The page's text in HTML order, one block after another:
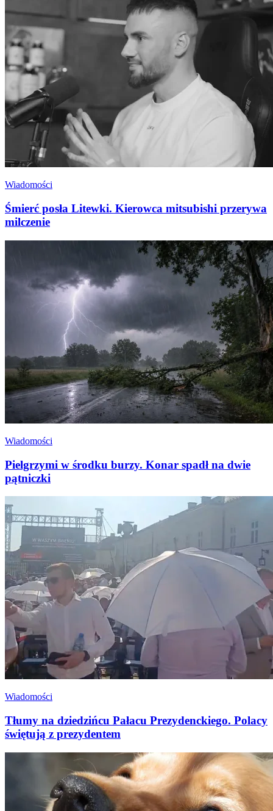
Wiadomości
Śmierć posła Litewki. Kierowca mitsubishi przerywa
milczenie
Wiadomości
Pielgrzymi w środku burzy. Konar spadł na dwie
pątniczki
Wiadomości
Tłumy na dziedzińcu Pałacu Prezydenckiego. Polacy
świętują z prezydentem